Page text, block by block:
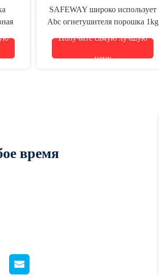
SAFEWAY широко использует
Abc огнетушителя порошка 1kg
Получите самую лучшую
цену
время